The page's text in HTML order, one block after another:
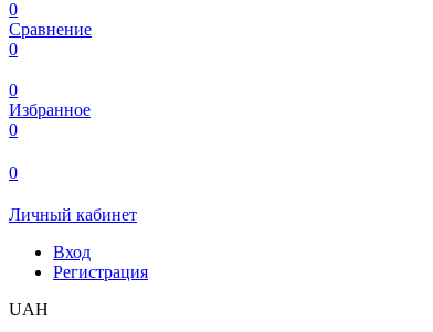
0
Сравнение
0
0
Избранное
0
0
Личный кабинет
Вход
Регистрация
UAH